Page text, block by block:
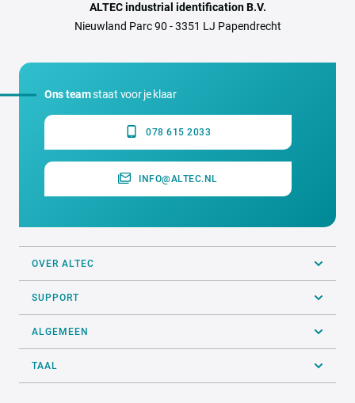
ALTEC industrial identification B.V.
Nieuwland Parc 90 - 3351 LJ Papendrecht
Ons teamstaat voor je klaar
078 615 2033
INFO@ALTEC.NL
OVER ALTEC
SUPPORT
ALGEMEEN
TAAL